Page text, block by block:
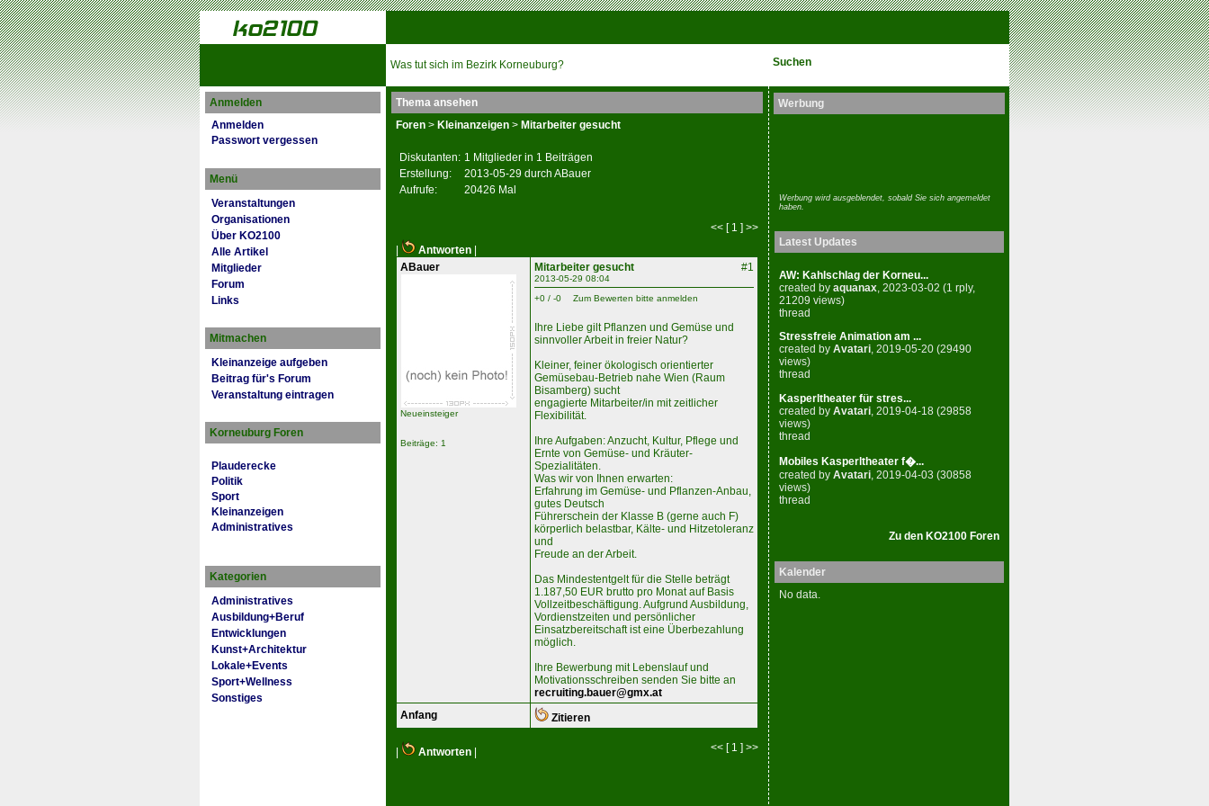
Was tut sich im Bezirk Korneuburg? Suchen
Anmelden
Anmelden
Passwort vergessen
Menü
Veranstaltungen
Organisationen
Über KO2100
Alle Artikel
Mitglieder
Forum
Links
Mitmachen
Kleinanzeige aufgeben
Beitrag für's Forum
Veranstaltung eintragen
Korneuburg Foren
Plauderecke
Politik
Sport
Kleinanzeigen
Administratives
Kategorien
Administratives
Ausbildung+Beruf
Entwicklungen
Kunst+Architektur
Lokale+Events
Sport+Wellness
Sonstiges
Thema ansehen
Foren > Kleinanzeigen > Mitarbeiter gesucht
Diskutanten: 1 Mitglieder in 1 Beiträgen
Erstellung:
2013-05-29 durch ABauer
Aufrufe:
20426 Mal
<< [ 1 ] >>
Antworten
ABauer
Neueinsteiger
Beiträge: 1
#1
Mitarbeiter gesucht
2013-05-29 08:04
+0 / -0
Zum Bewerten bitte anmelden
Ihre Liebe gilt Pflanzen und Gemüse und
sinnvoller Arbeit in freier Natur?
Kleiner, feiner ökologisch orientierter
Gemüsebau-Betrieb nahe Wien (Raum
Bisamberg) sucht
engagierte Mitarbeiter/in mit zeitlicher
Flexibilität.
Ihre Aufgaben: Anzucht, Kultur, Pflege und
Ernte von Gemüse- und Kräuter-
Spezialitäten.
Was wir von Ihnen erwarten:
Erfahrung im Gemüse- und Pflanzen-Anbau,
gutes Deutsch
Führerschein der Klasse B (gerne auch F)
körperlich belastbar, Kälte- und Hitzetoleranz
und
Freude an der Arbeit.
Das Mindestentgelt für die Stelle beträgt
1.187,50 EUR brutto pro Monat auf Basis
Vollzeitbeschäftigung. Aufgrund Ausbildung,
Vordienstzeiten und persönlicher
Einsatzbereitschaft ist eine Überbezahlung
möglich.
Ihre Bewerbung mit Lebenslauf und
Motivationsschreiben senden Sie bitte an
recruiting.bauer@gmx.at
Anfang
Zitieren
<< [ 1 ] >>
Antworten
Werbung
Werbung wird ausgeblendet, sobald Sie sich angemeldet
haben.
Latest Updates
AW: Kahlschlag der Korneu...
created by aquanax, 2023-03-02 (1 rply,
21209 views)
thread
Stressfreie Animation am ...
created by Avatari, 2019-05-20 (29490
views)
thread
Kasperltheater für stres...
created by Avatari , 2019-04-18 (29858
views)
thread
Mobiles Kasperltheater f�...
created by Avatari , 2019-04-03 (30858
views)
thread
Zu den KO2100 Foren
Kalender
No data.